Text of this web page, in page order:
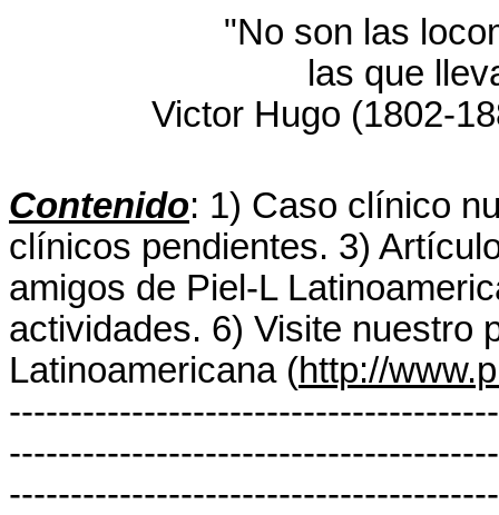
"No son las
las que llevan
Victor Hugo (1802-
Contenido: 1) Caso clínico
clínicos pendientes. 3)
amigos de Piel-L
actividades. 6) Visite nuestro
Latinoamericana (http://